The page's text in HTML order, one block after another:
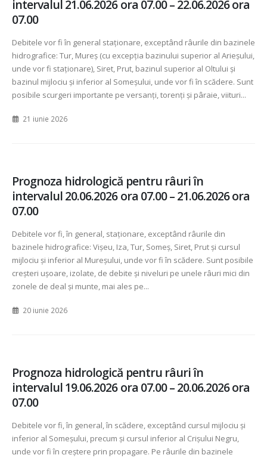
intervalul 21.06.2026 ora 07.00 – 22.06.2026 ora
07.00
Debitele vor fi în general staționare, exceptând râurile din bazinele
hidrografice: Tur, Mureș (cu excepția bazinului superior al Arieșului,
unde vor fi staționare), Siret, Prut, bazinul superior al Oltului și
bazinul mijlociu și inferior al Someșului, unde vor fi în scădere. Sunt
posibile scurgeri importante pe versanți, torenți și pâraie, viituri...
21 iunie 2026
Prognoza hidrologică pentru râuri în
intervalul 20.06.2026 ora 07.00 – 21.06.2026 ora
07.00
Debitele vor fi, în general, staționare, exceptând râurile din
bazinele hidrografice: Vișeu, Iza, Tur, Someș, Siret, Prut și cursul
mijlociu și inferior al Mureșului, unde vor fi în scădere. Sunt posibile
creșteri ușoare, izolate, de debite și niveluri pe unele râuri mici din
zonele de deal și munte, mai ales pe...
20 iunie 2026
Prognoza hidrologică pentru râuri în
intervalul 19.06.2026 ora 07.00 – 20.06.2026 ora
07.00
Debitele vor fi, în general, în scădere, exceptând cursul mijlociu și
inferior al Someșului, precum și cursul inferior al Crișului Negru,
unde vor fi în creștere prin propagare. Pe râurile din bazinele